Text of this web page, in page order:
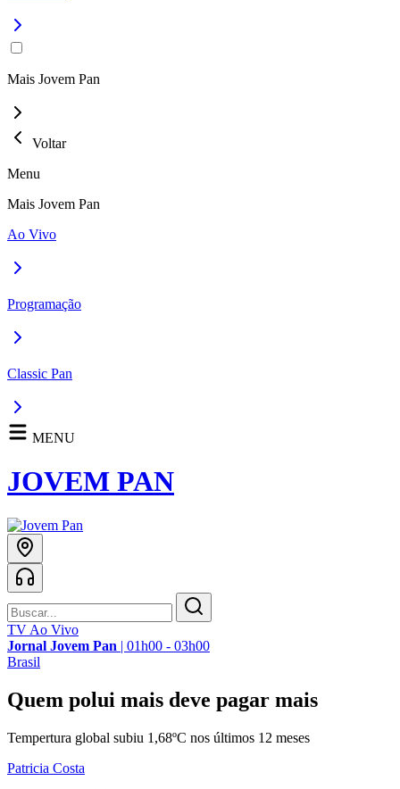
Mais Jovem Pan
Voltar
Menu
Mais Jovem Pan
Ao Vivo
Programação
Classic Pan
MENU
JOVEM PAN
TV Ao Vivo
Jornal Jovem Pan | 01h00 - 03h00
Brasil
Quem polui mais deve pagar mais
Tempertura global subiu 1,68ºC nos últimos 12 meses
Patricia Costa